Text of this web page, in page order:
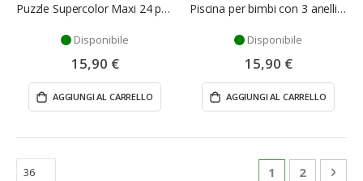
Puzzle Supercolor Maxi 24 pz Spider Man - Clementoni
Disponibile
15,90 €
AGGIUNGI AL CARRELLO
Piscina per bimbi con 3 anelli Spider Man - Bestway
Disponibile
15,90 €
AGGIUNGI AL CARRELLO
Pagina
Attualmente
1 Pagina
2